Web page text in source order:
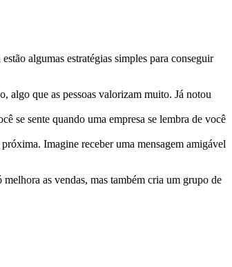
algumas estratégias simples para conseguir
algo que as pessoas valorizam muito. Já notou
se sente quando uma empresa se lembra de você
Imagine receber uma mensagem amigável
as vendas, mas também cria um grupo de